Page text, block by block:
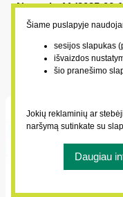
Numeris 44 (2025-06-
2025-06-13
3. „O kokia Jūsų tiesa,
nuo kelio nuskriejo
įkliuvo du
Šiame puslapyje
sesijos slapukas
išvaizdos
šio pranešimo
Jokių reklaminių ar
naršymą sutinkate su
Daugiau